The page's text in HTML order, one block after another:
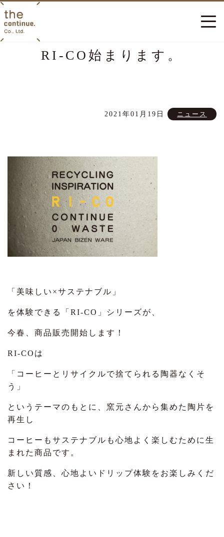
RI-CO始まります。
2021年01月19日 ニュース
「美味しい×サステナブル」
を体験できる「RI-CO」シリーズが、
今春、商品販売開始します！
RI-COは
「コーヒーとリサイクルで捨てられる陶器なくそ
う」
というテーマのもとに、窯元さんから集めた陶片を
再生し
コーヒーもサステナブルも心地よく楽しむために生
まれた商品です。
新しい質感、心地よいドリップ体験をお楽しみくだ
さい！